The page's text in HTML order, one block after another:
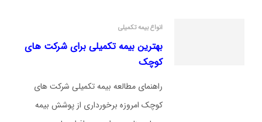
انواع بیمه تکمیلی
بهترین بیمه تکمیلی برای شرکت های
کوچک
راهنمای مطالعه بیمه تکمیلی شرکت های
کوچک امروزه برخورداری از پوشش بیمه